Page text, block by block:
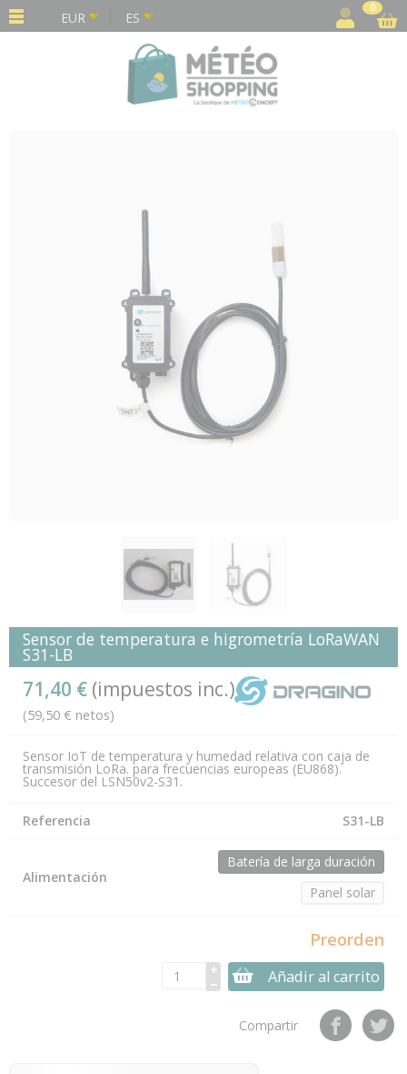
EUR ES
0
Sensor de temperatura e higrometría LoRaWAN
S31-LB
71,40 € (impuestos inc.)
(59,50 € netos)
Sensor IoT de temperatura y humedad relativa con caja de
transmisión LoRa. para frecuencias europeas (EU868).
Succesor del LSN50v2-S31.
Referencia S31-LB
Alimentación
Batería de larga duración
Panel solar
Preorden
Añadir al carrito
Compartir
Panel de gestión de cookies